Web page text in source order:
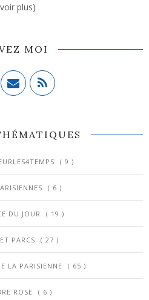
plus)
MOI
( 9 )
( 6 )
DU JOUR ( 19 )
PARCS ( 27 )
LA PARISIENNE ( 65 )
ROSE ( 6 )